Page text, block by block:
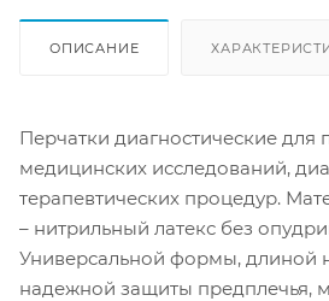
ОПИСАНИЕ
Перчатки диагностические для
медицинских исследований,
терапевтических процедур.
– нитрильный латекс без
Универсальной формы, длиной
надежной защиты предплечья,